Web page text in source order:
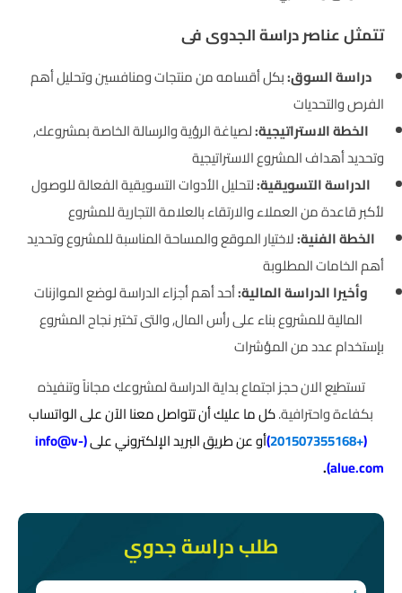
طلب دراسة جدوي
تتمثل عناصر دراسة الجدوى فى
دراسة السوق:بكل أقسامه من منتجات ومنافسين وتحليل أهم
الفرص والتحديات
الخطة الاستراتيجية:لصياغة الرؤية والرسالة الخاصة بمشروعك,
وتحديد أهداف المشروع الاستراتيجية
الدراسة التسويقية:لتحليل الأدوات التسويقية الفعالة للوصول
لأكبر قاعدة من العملاء والارتقاء بالعلامة التجارية للمشروع
الخطة الفنية:لاختيار الموقع والمساحة المناسبة للمشروع وتحديد
أهم الخامات المطلوبة
وأخيرا الدراسة المالية:أحد أهم أجزاء الدراسة لوضع الموازنات
المالية للمشروع بناء على رأس المال, والتى تختبر نجاح المشروع
بإستخدام عدد من المؤشرات
تستطيع الان حجز اجتماع بداية الدراسة لمشروعك مجاناً وتنفيذه
بكفاءة واحترافية.كل ما عليك أن تتواصل معنا الآن على الواتساب
(
+201507355168
)أو عن طريق البريد الإلكتروني على(
info@v-
alue.com
)
.